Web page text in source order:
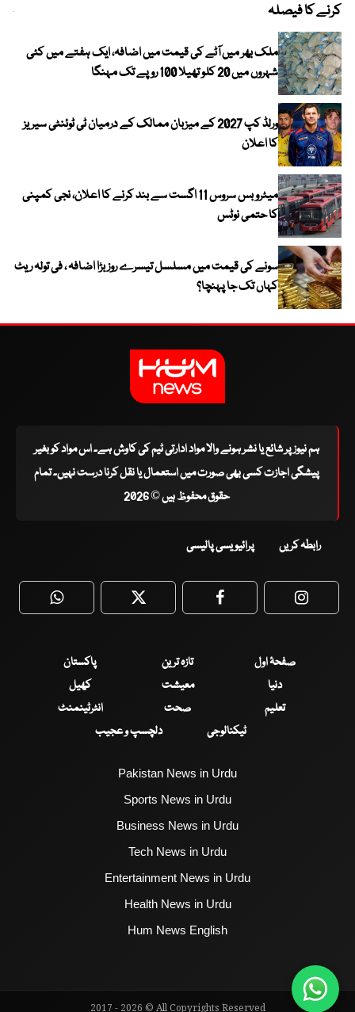
کرنے کا فیصلہ
ملک بھر میں آٹے کی قیمت میں اضافہ، ایک ہفتے میں کئی
شہروں میں 20 کلو تھیلا 100 روپے تک مہنگا
ورلڈ کپ 2027 کے میزبان ممالک کے درمیان ٹی ٹوئنٹی سیریز
کا اعلان
میٹرو بس سروس 11 اگست سے بند کرنے کا اعلان، نجی کمپنی
کا حتمی نوٹس
سونے کی قیمت میں مسلسل تیسرے روز بڑا اضافہ ، فی تولہ ریٹ
کہاں تک جا پہنچا؟
ہم نیوز پر شائع یا نشر ہونے والا مواد ادارتی ٹیم کی کاوش ہے۔ اس مواد کو بغیر
پیشگی اجازت کسی بھی صورت میں استعمال یا نقل کرنا درست نہیں۔ تمام
حقوق محفوظ ہیں © 2026
رابطہ کریں پرائیویسی پالیسی
WhatsApp Twitter Facebook
صفحۂ اول تازہ ترین
پاکستان
دنیا
معیشت
کھیل
تعلیم
صحت
انٹرٹینمنٹ
ٹیکنالوجی
دلچسپ و عجیب
Pakistan News in Urdu
Sports News in Urdu
Business News in Urdu
Tech News in Urdu
Entertainment News in Urdu
Health News in Urdu
Hum News English